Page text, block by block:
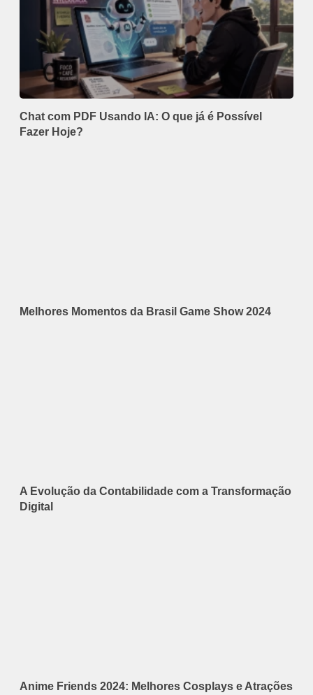
Chat com PDF Usando IA: O que já é Possível
Fazer Hoje?
Melhores Momentos da Brasil Game Show 2024
A Evolução da Contabilidade com a Transformação
Digital
Anime Friends 2024: Melhores Cosplays e Atrações